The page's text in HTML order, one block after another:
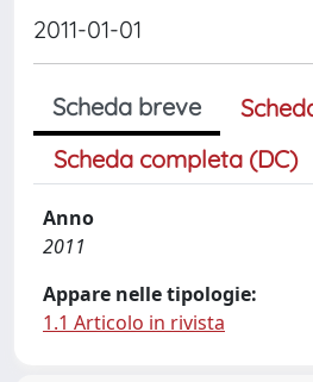
2011-01-01
Scheda breve
Scheda completa (DC)
Anno
2011
Appare nelle tipologie:
1.1 Articolo in rivista